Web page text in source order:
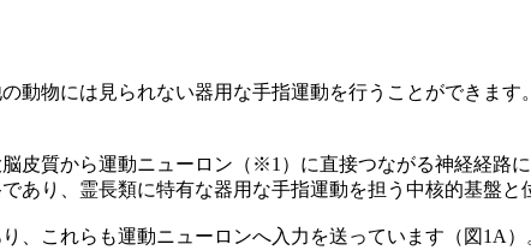
物には見られない器用な手指運動を行うことができます
皮質から運動ニューロン（※1）に直接つながる神経経路
あり、霊長類に特有な器用な手指運動を担う中核的基盤と
これらも運動ニューロンへ入力を送っています（図1A